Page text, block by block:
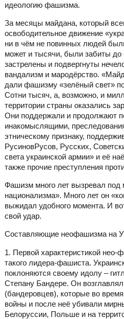
идеологию фашизма.
За месяцы майдана, который
освободительное движение
ни в чём не повинных людей
может и тысячи, были забиты до
застрелены и подвергнуты
вандализм и мародёрство.
дали фашизму «зелёный свет»
Сотни тысяч, а, возможно, и
территории страны оказались
Они поддержали и продолжают
инакомыслящими,
этническому признаку,
РусиновРусов, Русских,
света украинской армии» и её
также прочие преступления
Фашизм много лет вызревал под
национализма». Много лет он
выжидал удобного момента. И
свой удар.
Составляющие неофашизма на
1. Первой характеристикой нео-
такого лидера-фашиста.
поклоняются своему идолу –
Степану Бандере. Он
(бандеровцев), которые во
войны и после неё убивали
Белоруссии, Польше и на